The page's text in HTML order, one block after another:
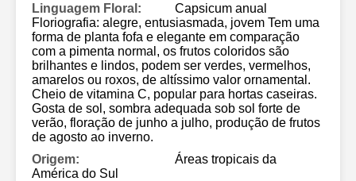
Linguagem Floral:
Capsicum anual
Floriografia: alegre, entusiasmada, jovem Tem uma
forma de planta fofa e elegante em comparação
com a pimenta normal, os frutos coloridos são
brilhantes e lindos, podem ser verdes, vermelhos,
amarelos ou roxos, de altíssimo valor ornamental.
Cheio de vitamina C, popular para hortas caseiras.
Gosta de sol, sombra adequada sob sol forte de
verão, floração de junho a julho, produção de frutos
de agosto ao inverno.
Origem:
Áreas tropicais da
América do Sul